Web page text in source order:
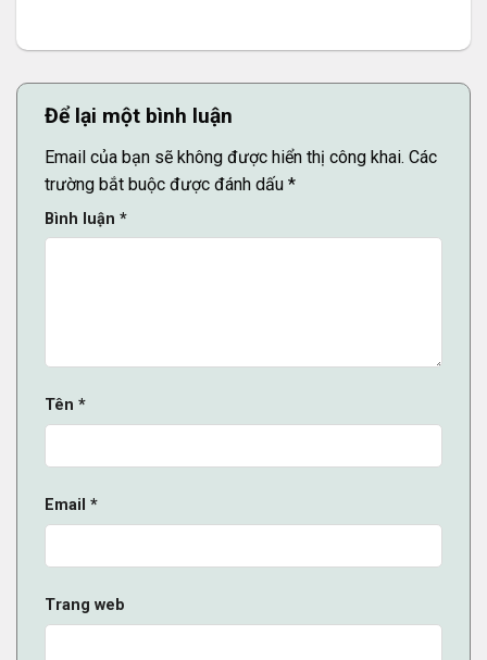
Để lại một bình luận
Email của bạn sẽ không được hiển thị công khai. Các
trường bắt buộc được đánh dấu *
Bình luận *
Tên *
Email *
Trang web